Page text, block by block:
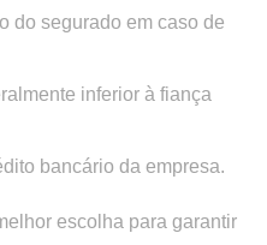
do segurado em caso de
inferior à fiança
bancário da empresa.
escolha para garantir